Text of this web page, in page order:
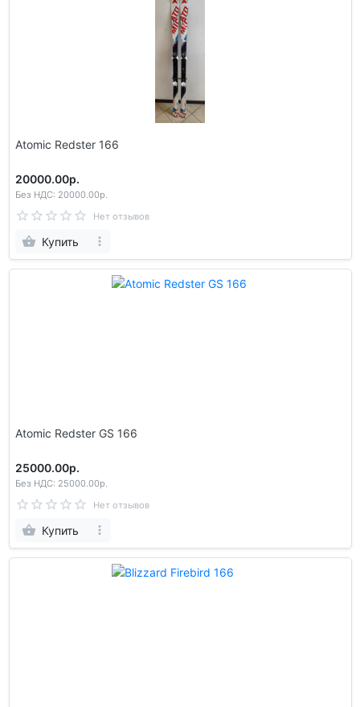
Atomic Redster 166
20000.00р.
Без НДС: 20000.00р.
Нет отзывов
Купить
Atomic Redster GS 166
25000.00р.
Без НДС: 25000.00р.
Нет отзывов
Купить